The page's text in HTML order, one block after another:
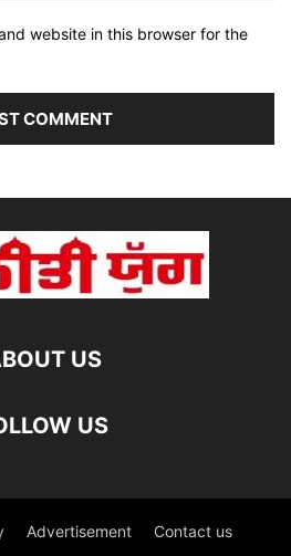
website in this browser for the
US
US
Advertisement Contact us